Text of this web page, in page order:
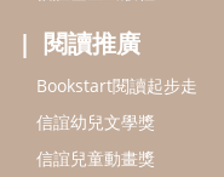
(02)2396-5305轉
認識信誼 合作洽談
本網站建議使用IE9(含以
信誼基金會/上誼文化實業